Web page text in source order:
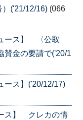
）('21/12/16) (066
ース】 〈公取
賛金の要請で('20/1
ス】('20/12/17)
ス】 クレカの情